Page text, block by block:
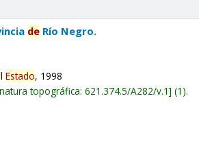
de Río Negro.
lEstado, 1998
topográfica:621.374.5/A282/v.1 (1).